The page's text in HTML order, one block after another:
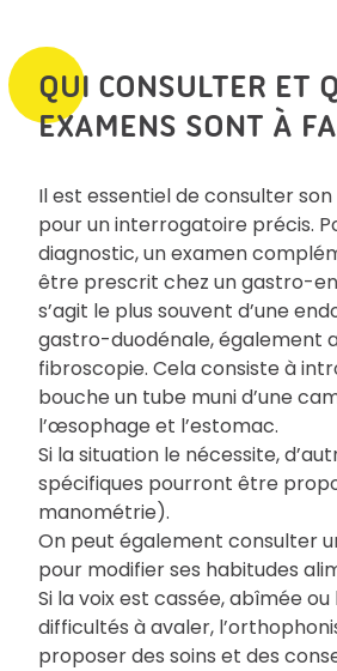
QUI CONSULTER ET
EXAMENS SONT À
Il est essentiel de consulter
pour un interrogatoire précis.
diagnostic, un examen
être prescrit chez un gastro-
s’agit le plus souvent d’une
gastro-duodénale, également
fibroscopie. Cela consiste à
bouche un tube muni d’une
l’œsophage et l’estomac.
Si la situation le nécessite,
spécifiques pourront être
manométrie).
On peut également consulter
pour modifier ses habitudes
Si la voix est cassée, abîmée ou
difficultés à avaler,
proposer des soins et des